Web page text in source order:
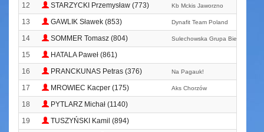
12 STARZYCKI Przemysław (773) Kb Mckis Jaworzno
13 GAWLIK Sławek (853) Dynafit Team Poland
14 SOMMER Tomasz (804) Sulechowska Grupa Biegowa
15
HATALA Paweł (861)
16
PRANCKUNAS Petras (376) Na Pagauk!
17 MROWIEC Kacper (175) Aks Chorzów
18
PYTLARZ Michał (1140)
19
TUSZYŃSKI Kamil (894)